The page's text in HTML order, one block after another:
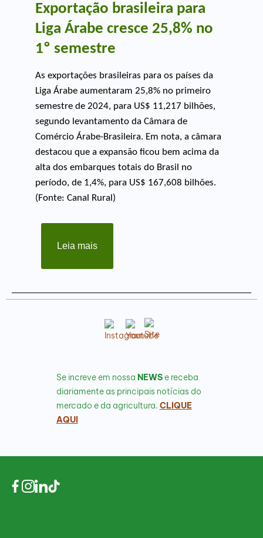
Exportação brasileira para
Liga Árabe cresce 25,8% no
1º semestre
As exportações brasileiras para os países da
Liga Árabe aumentaram 25,8% no primeiro
semestre de 2024, para US$ 11,217 bilhões,
segundo levantamento da Câmara de
Comércio Árabe-Brasileira. Em nota, a câmara
destacou que a expansão ficou bem acima da
alta dos embarques totais do Brasil no
período, de 1,4%, para US$ 167,608 bilhões.
(Fonte: Canal Rural)
Leia mais
Se increve em nossa NEWSe receba
diariamente as principais notícias do
mercado e da agricultura. CLIQUE
AQUI